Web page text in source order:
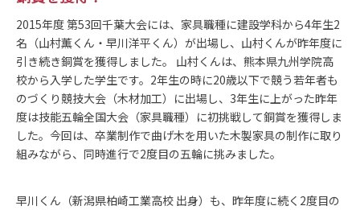
2015年度 第53回千葉大会には、家具職種に建設学科から4年生2
名（山村薫くん・早川洋平くん）が出場し、山村くんが昨年度に
引き続き銅賞を獲得しました。 山村くんは、熊本県九州学院高
校から入学した学生です。2年生の時に20歳以下で競う若年者も
のづくり競技大会（木材加工）に出場し、3年生に上がった昨年
度は技能五輪全国大会（家具職種）に初挑戦して銅賞を獲得しま
した。今回は、卒業制作で曲げ木を用いた木製家具の制作に取り
組みながら、同時進行で2度目の五輪に挑みました。
早川くん（新潟県柏崎工業高校 出身）も、昨年度に続く2度目の